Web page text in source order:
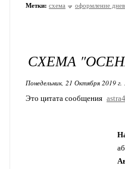
Метки: схема оформление
СХЕМА
Понедельник, 21 Октября 2019
Это цитата сообщения astra4